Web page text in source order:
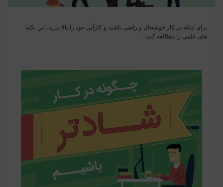
برای اینکه در کار خوشحال و راضی باشید و کارآیی خود را بالا ببرید، این نکته
های علمی را مطالعه کنید...